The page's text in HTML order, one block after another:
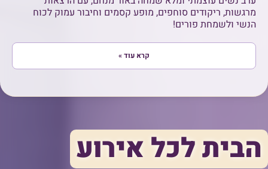
מרגשות, ריקודים סוחפים, מופע קסמים וחיבור עמוק לכוח
הנשי ולשמחת פורים!
קרא עוד »
הבית לכל אירוע